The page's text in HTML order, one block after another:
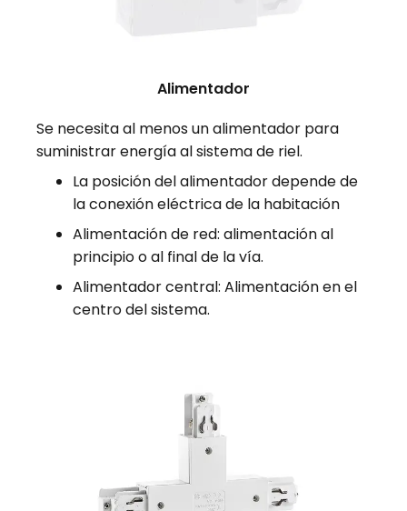
Alimentador
Se necesita al menos un alimentador para
suministrar energía al sistema de riel.
La posición del alimentador depende de
la conexión eléctrica de la habitación
Alimentación de red: alimentación al
principio o al final de la vía.
Alimentador central: Alimentación en el
centro del sistema.